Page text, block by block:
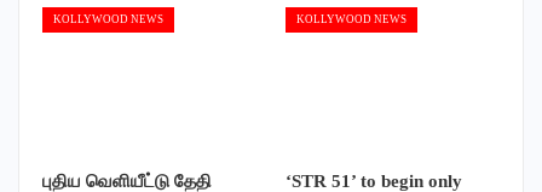
KOLLYWOOD NEWS
புதிய வெளியீட்டு தேதி
KOLLYWOOD NEWS
‘STR 51’ to begin only